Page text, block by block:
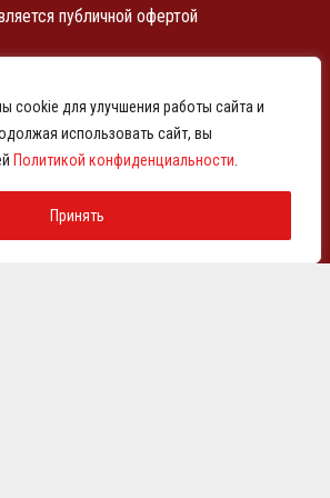
cookie для улучшения работы сайта и
использовать сайт, вы
Политикой конфиденциальности
Принять
публичной офертой
КПП 781001001
ОГРН 1257800001458
АО «ВМЗ» в Санкт-